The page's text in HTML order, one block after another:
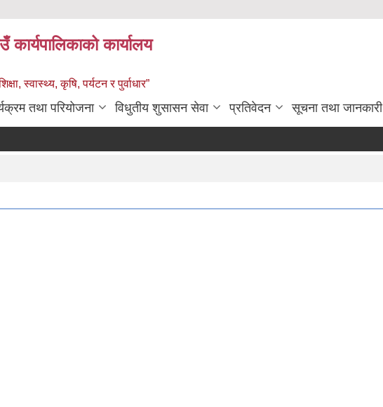
कार्यालय
स्वास्थ्य, कृषि, पर्यटन र पुर्वाधार”
तथा परियोजना विधुतीय शुसासन सेवा प्रतिवेदन सूचना तथा जानकारी